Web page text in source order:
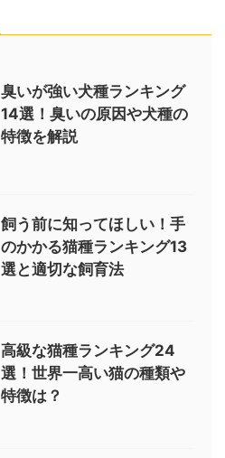
臭いが強い犬種ランキング
14選！臭いの原因や犬種の
特徴を解説
飼う前に知ってほしい！手
のかかる猫種ランキング13
選と適切な飼育法
高級な猫種ランキング24
選！世界一高い猫の種類や
特徴は？